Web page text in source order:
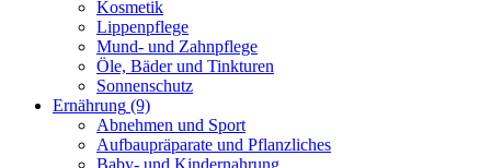
Kosmetik
Lippenpflege
Mund- und Zahnpflege
Öle, Bäder und Tinkturen
Sonnenschutz
Ernährung (9)
Abnehmen und Sport
Aufbaupräparate und Pflanzliches